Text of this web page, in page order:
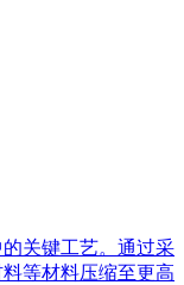
关键工艺。通过采
等材料压缩至更高